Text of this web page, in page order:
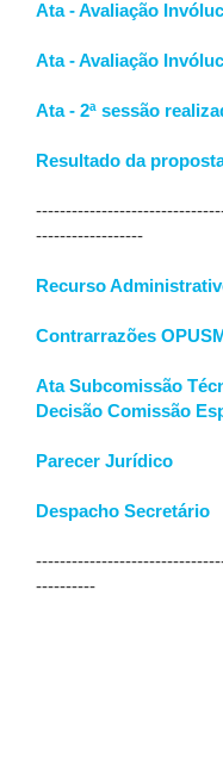
Ata - Avaliação
Ata - Avaliação
Ata - 2ª sessão
Resultado da
------------------
Recurso
Contrarrazões
Ata Subcomissão
Decisão Comissão
Parecer Jurídico
Despacho Secretário
----------